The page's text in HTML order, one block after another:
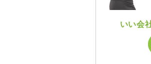
いい会